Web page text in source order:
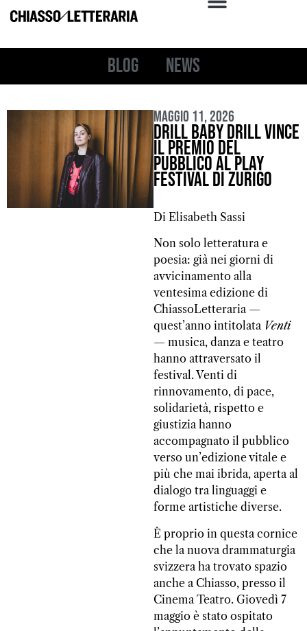
Blog News
Maggio 11, 2026
Drill Baby Drill vince
il Premio del
pubblico al PLAY
Festival di Zurigo
Di Elisabeth Sassi
Non solo letteratura e
poesia: già nei giorni di
avvicinamento alla
ventesima edizione di
ChiassoLetteraria —
quest’anno intitolata Venti
— musica, danza e teatro
hanno attraversato il
festival. Venti di
rinnovamento, di pace,
solidarietà, rispetto e
giustizia hanno
accompagnato il pubblico
verso un’edizione vitale e
più che mai ibrida, aperta al
dialogo tra linguaggi e
forme artistiche diverse.
È proprio in questa cornice
che la nuova drammaturgia
svizzera ha trovato spazio
anche a Chiasso, presso il
Cinema Teatro. Giovedì 7
maggio è stato ospitato